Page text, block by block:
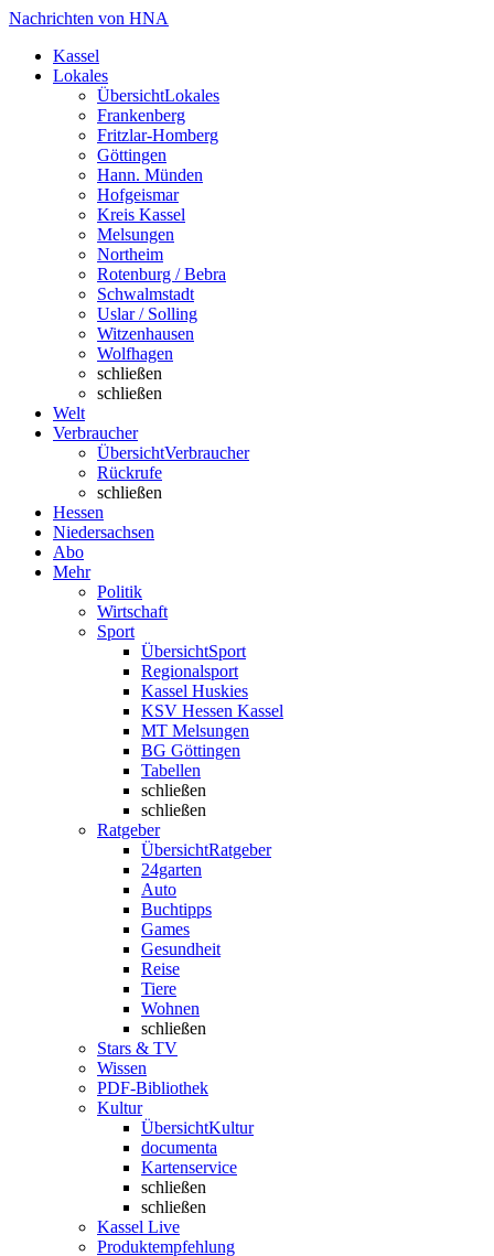
Nachrichten von HNA
Kassel
Lokales
ÜbersichtLokales
Frankenberg
Fritzlar-Homberg
Göttingen
Hann. Münden
Hofgeismar
Kreis Kassel
Melsungen
Northeim
Rotenburg / Bebra
Schwalmstadt
Uslar / Solling
Witzenhausen
Wolfhagen
schließen
schließen
Welt
Verbraucher
ÜbersichtVerbraucher
Rückrufe
schließen
Hessen
Niedersachsen
Abo
Mehr
Politik
Wirtschaft
Sport
ÜbersichtSport
Regionalsport
Kassel Huskies
KSV Hessen Kassel
MT Melsungen
BG Göttingen
Tabellen
schließen
schließen
Ratgeber
ÜbersichtRatgeber
24garten
Auto
Buchtipps
Games
Gesundheit
Reise
Tiere
Wohnen
schließen
Stars & TV
Wissen
PDF-Bibliothek
Kultur
ÜbersichtKultur
documenta
Kartenservice
schließen
schließen
Kassel Live
Produktempfehlung